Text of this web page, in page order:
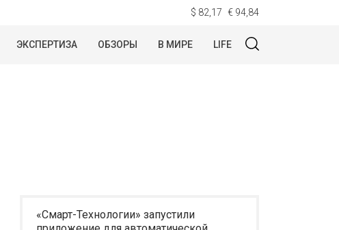
$ 82,17 € 94,84
ЭКСПЕРТИЗА ОБЗОРЫ В МИРЕ LIFE
«Смарт-Технологии» запустили